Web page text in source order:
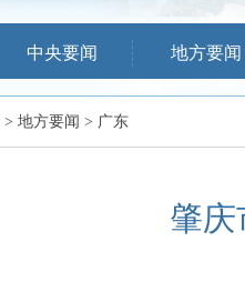
中央要闻 地方要闻
> 地方要闻 > 广东
肇庆